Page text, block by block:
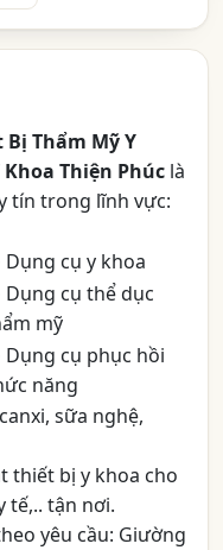
Bị Thẩm Mỹ Y
Khoa Thiện Phúc là
tín trong lĩnh vực:
cụ y khoa
cụ thể dục
mỹ
cụ phục hồi
năng
sữa nghệ,
thiết bị y khoa cho
tế,.. tận nơi.
yêu cầu: Giường